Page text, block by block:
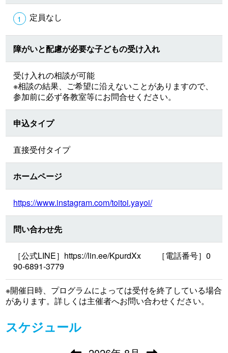
定員なし
障がいと配慮が必要な子どもの受け入れ
受け入れの相談が可能
※相談の結果、ご希望に沿えないことがありますので、
参加前に必ず各教室等にお問合せください。
申込タイプ
直接受付タイプ
ホームページ
https://www.instagram.com/toitoi.yayoi/
問い合わせ先
［公式LINE］https://lin.ee/KpurdXx ［電話番号］0
90-6891-3779
※開催日時、プログラムによっては受付を終了している場合
があります。詳しくは主催者へお問い合わせください。
スケジュール